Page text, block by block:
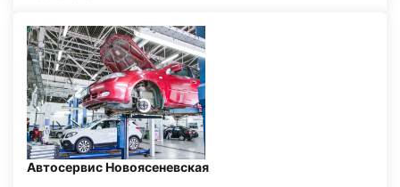
Автосервис Новоясеневская